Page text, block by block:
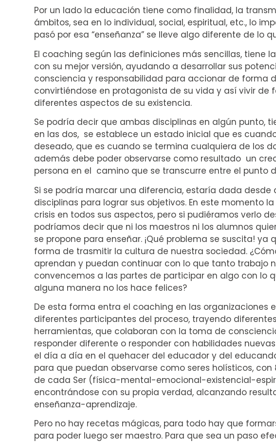
Por un lado la educación tiene como finalidad, la
ámbitos, sea en lo individual, social, espiritual, etc., lo
pasó por esa “enseñanza” se lleve algo diferente de lo
El coaching según las definiciones más sencillas, tiene
con su mejor versión, ayudando a desarrollar sus
consciencia y responsabilidad para accionar de forma
convirtiéndose en protagonista de su vida y así vivir de
diferentes aspectos de su existencia.
Se podría decir que ambas disciplinas en algún punto,
en las dos, se establece un estado inicial que es
deseado, que es cuando se termina cualquiera de los
además debe poder observarse como resultado un
persona en el camino que se transcurre entre el punto
Si se podría marcar una diferencia, estaría dada
disciplinas para lograr sus objetivos. En este momento
crisis en todos sus aspectos, pero si pudiéramos verlo
podríamos decir que ni los maestros ni los alumnos
se propone para enseñar. ¡Qué problema se suscita!
forma de trasmitir la cultura de nuestra sociedad.
aprendan y puedan continuar con lo que tanto trabajo
convencemos a las partes de participar en algo con lo
alguna manera no los hace felices?
De esta forma entra el coaching en las organizaciones
diferentes participantes del proceso, trayendo
herramientas, que colaboran con la toma de
responder diferente o responder con habilidades
el día a día en el quehacer del educador y del
para que puedan observarse como seres holísticos,
de cada Ser (física-mental-emocional-existencial-
encontrándose con su propia verdad, alcanzando
enseñanza-aprendizaje.
Pero no hay recetas mágicas, para todo hay que
para poder luego ser maestro. Para que sea un paso